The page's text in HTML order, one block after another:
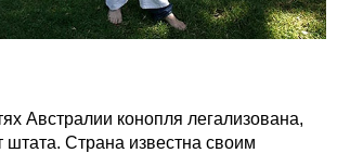
Австралии конопля легализована,
штата. Страна известна своим